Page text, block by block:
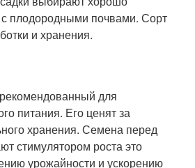
плодородными почвами. Сорт
и хранения.
для
питания. Его ценят за
хранения. Семена перед
стимулятором роста это
урожайности и ускорению